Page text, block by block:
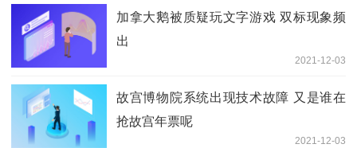
加拿大鹅被质疑玩文字游戏 双标现象频
出
2021-12-03
故宫博物院系统出现技术故障 又是谁在
抢故宫年票呢
2021-12-03